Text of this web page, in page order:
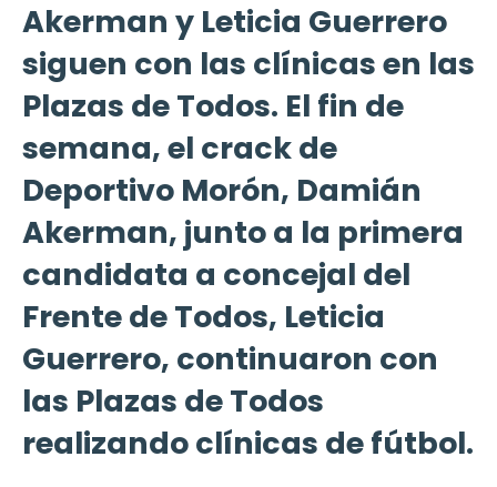
Akerman y Leticia Guerrero
siguen con las clínicas en las
Plazas de Todos. El fin de
semana, el crack de
Deportivo Morón, Damián
Akerman, junto a la primera
candidata a concejal del
Frente de Todos, Leticia
Guerrero, continuaron con
las Plazas de Todos
realizando clínicas de fútbol.